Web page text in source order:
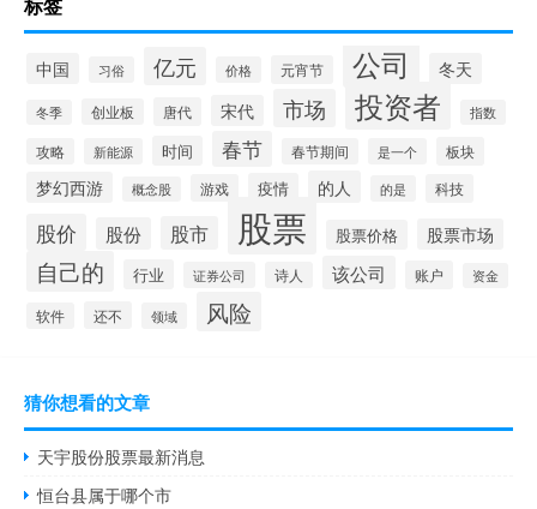
标签
中国 习俗 亿元 价格 元宵节 公司 冬天
冬季 创业板 唐代 宋代 市场 投资者 指数
攻略 新能源 时间 春节 春节期间 是一个 板块
梦幻西游 概念股 游戏 疫情 的人 的是 科技
股价 股份 股市 股票 股票价格 股票市场
自己的 行业 证券公司 诗人 该公司 账户 资金
软件 还不 领域 风险
猜你想看的文章
天宇股份股票最新消息
恒台县属于哪个市